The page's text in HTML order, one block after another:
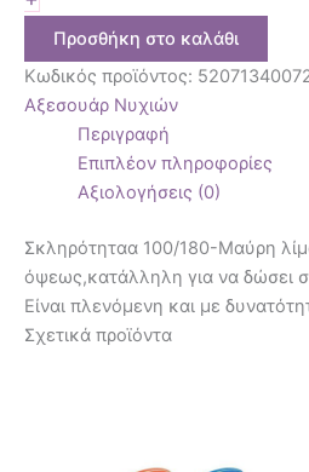
Προσθήκη στο καλάθι
Κωδικός προϊόντος:
Αξεσουάρ Νυχιών
Περιγραφή
Επιπλέον πληροφορίες
Αξιολογήσεις (0)
Σκληρότηταα 100/180-Μαύρη
όψεως,κατάλληλη για να δώσει
Είναι πλενόμενη και με
Σχετικά προϊόντα